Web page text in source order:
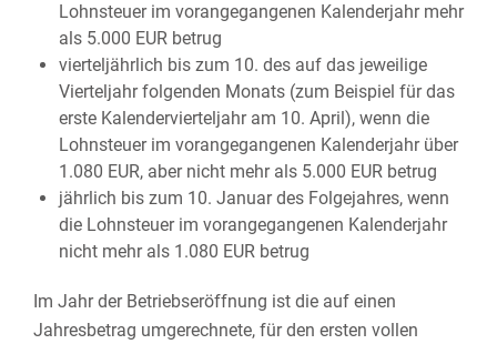
Lohnsteuer im vorangegangenen Kalenderjahr mehr
als 5.000 EUR betrug
vierteljährlich bis zum 10. des auf das jeweilige
Vierteljahr folgenden Monats (zum Beispiel für das
erste Kalendervierteljahr am 10. April), wenn die
Lohnsteuer im vorangegangenen Kalenderjahr über
1.080 EUR, aber nicht mehr als 5.000 EUR betrug
jährlich bis zum 10. Januar des Folgejahres, wenn
die Lohnsteuer im vorangegangenen Kalenderjahr
nicht mehr als 1.080 EUR betrug
Im Jahr der Betriebseröffnung ist die auf einen
Jahresbetrag umgerechnete, für den ersten vollen